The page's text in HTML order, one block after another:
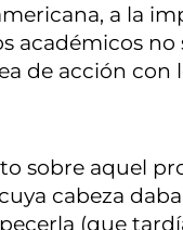
a la
académicos
de acción
sobre aquel
cabeza
(que